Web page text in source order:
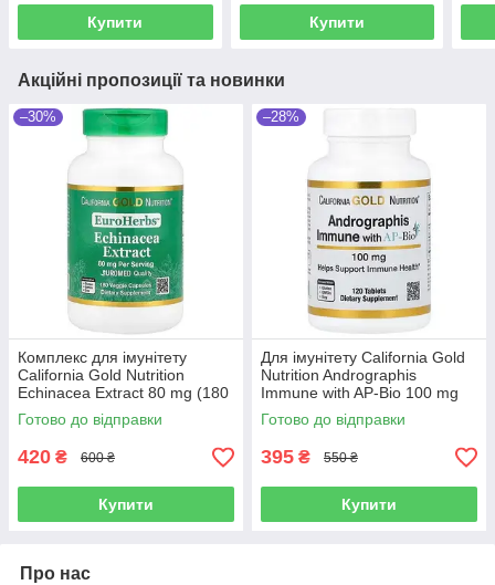
Купити Купити
Акційні пропозиції та новинки
–30%
Комплекс для імунітету
California Gold Nutrition
Echinacea Extract 80 mg (180
капсул.)
Готово до відправки
420 ₴ 600 ₴
Купити
–28%
Для імунітету California Gold
Nutrition Andrographis
Immune with AP-Bio 100 mg
(120 таблеток.)
Готово до відправки
395 ₴ 550 ₴
Купити
Про нас